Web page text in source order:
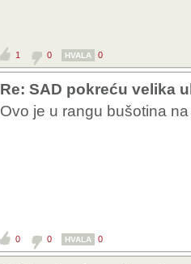
1 0 HVALA 0
Re: SAD pokreću velika
Ovo je u rangu bušotina
0 0 HVALA 0